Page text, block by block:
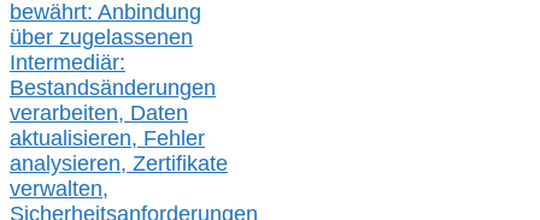
bewährt: Anbindung
über zugelassenen
Intermediär:
Bestandsänderungen
verarbeiten, Daten
aktualisieren, Fehler
analysieren, Zertifikate
verwalten,
Sicherheitsanforderungen